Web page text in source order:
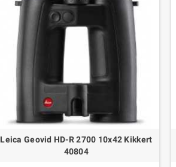
Leica Geovid HD-R 2700 10x42 Kikkert
40804